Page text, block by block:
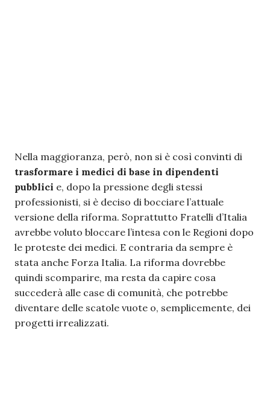
Nella maggioranza, però, non si è così convinti di
trasformare i medici di base in dipendenti
pubblici e, dopo la pressione degli stessi
professionisti, si è deciso di bocciare l’attuale
versione della riforma. Soprattutto Fratelli d’Italia
avrebbe voluto bloccare l’intesa con le Regioni dopo
le proteste dei medici. E contraria da sempre è
stata anche Forza Italia. La riforma dovrebbe
quindi scomparire, ma resta da capire cosa
succederà alle case di comunità, che potrebbe
diventare delle scatole vuote o, semplicemente, dei
progetti irrealizzati.